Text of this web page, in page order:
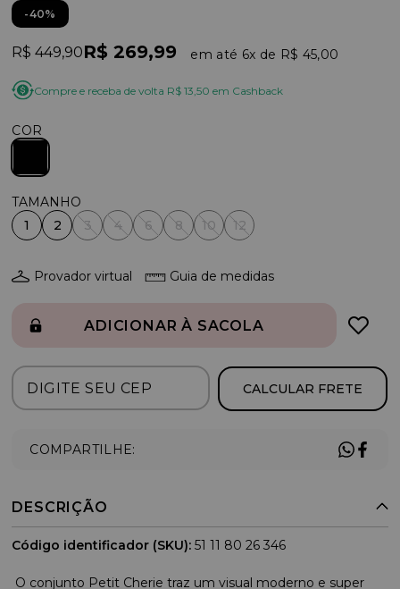
40%
R$ 449,90R$ 269,99 6x R$ 45,00
Compre e receba de volta R$ 13,50 em Cashback
COR
1 2 3 4 6 8 10 12
Provador virtual Guia de medidas
ADICIONAR À SACOLA
CALCULAR FRETE
COMPARTILHE:
DESCRIÇÃO
Código identificador (SKU): 51 11 80 26 346
O conjunto Petit Cherie traz um visual moderno e super